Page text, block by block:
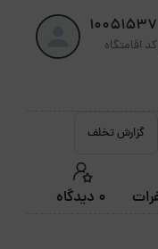
10051537
کد اقامتگاه
گزارش تخلف
0 دیدگاه